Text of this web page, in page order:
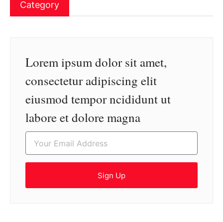
Category
Lorem ipsum dolor sit amet,
consectetur adipiscing elit
eiusmod tempor ncididunt ut
labore et dolore magna
Sign Up